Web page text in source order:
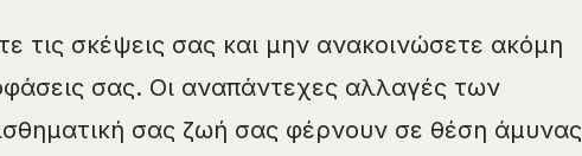
τις σκέψεις σας και μην ανακοινώσετε ακόμη
σας. Οι αναπάντεχες αλλαγές των
σας ζωή σας φέρνουν σε θέση άμυνας